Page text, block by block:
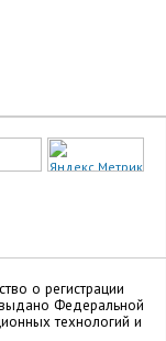
о регистрации
Федеральной
технологий и